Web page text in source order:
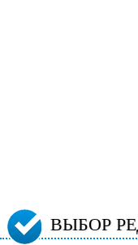
ВЫБОР